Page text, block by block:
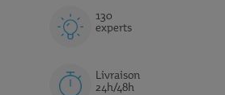
130
experts
Livraison
24h/48h